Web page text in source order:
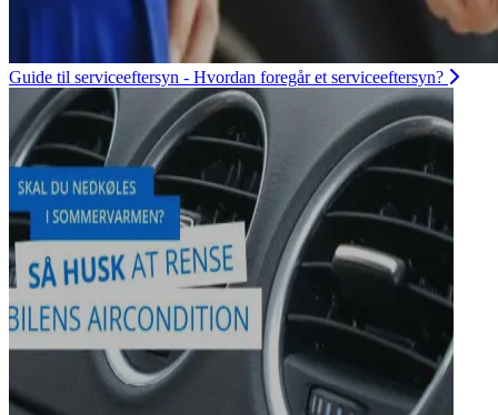
Guide til serviceeftersyn - Hvordan foregår et serviceeftersyn?